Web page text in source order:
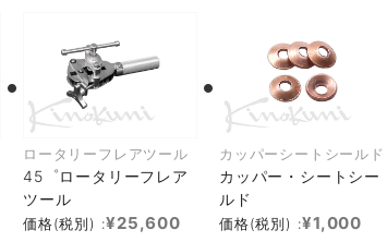
ロータリーフレアツール
45゜ロータリーフレア
ツール
価格(税別) :¥25,600
カッパーシートシールド
カッパー・シートシー
ルド
価格(税別) :¥1,000